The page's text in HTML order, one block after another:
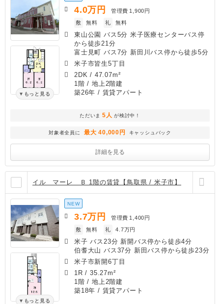
もっと見る
4.0万円 管理費 1,900円
敷
無料 礼 無料
東山公園 バス5分 米子医療センターバス停
から徒歩21分
富士見町 バス7分 新田川バス停から徒歩5分
米子市皆生5丁目
2DK / 47.07m²
1階 / 地上2階建
築26年 / 賃貸アパート
ただいま 5人 が検討中！
対象者全員に 最大 40,000円 キャッシュバック
詳細を見る
イル マーレ Ｂ 1階の賃貸【鳥取県 / 米子市】
もっと見る
NEW
3.7万円 管理費 1,400円
敷
無料 礼 4.7万円
米子 バス23分 新開バス停から徒歩4分
伯耆大山 バス37分 新田バス停から徒歩23分
米子市新開6丁目
1R /35.27m²
1階 / 地上2階建
築18年 / 賃貸アパート